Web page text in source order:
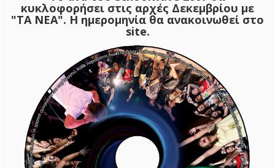
κυκλοφορήσει στις αρχές Δεκεμβρίου με
"ΤΑ ΝΕΑ". Η ημερομηνία θα ανακοινωθεί στο
site.